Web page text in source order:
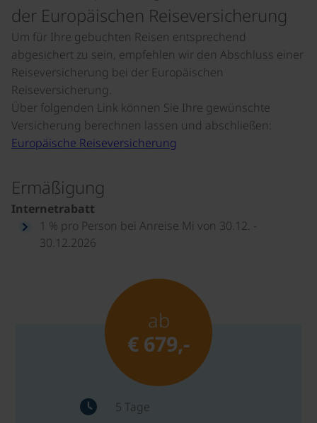
der Europäischen Reiseversicherung
Um für Ihre gebuchten Reisen entsprechend
abgesichert zu sein, empfehlen wir den Abschluss einer
Reiseversicherung bei der Europäischen
Reiseversicherung.
Über folgenden Link können Sie Ihre gewünschte
Versicherung berechnen lassen und abschließen:
Europäische Reiseversicherung
Ermäßigung
Internetrabatt
1 % pro Person bei Anreise Mi von 30.12. -
30.12.2026
ab
€ 679,-
5 Tage